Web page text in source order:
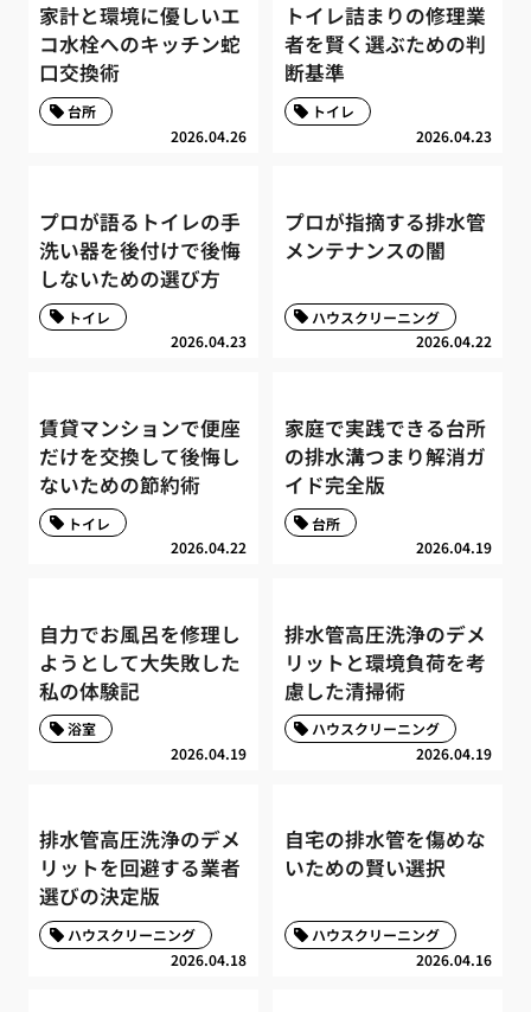
家計と環境に優しいエ
コ水栓へのキッチン蛇
口交換術
2026.04.26
台所
トイレ詰まりの修理業
者を賢く選ぶための判
断基準
2026.04.23
トイレ
プロが語るトイレの手
洗い器を後付けで後悔
しないための選び方
2026.04.23
トイレ
プロが指摘する排水管
メンテナンスの闇
2026.04.22
ハウスクリーニング
賃貸マンションで便座
だけを交換して後悔し
ないための節約術
2026.04.22
トイレ
家庭で実践できる台所
の排水溝つまり解消ガ
イド完全版
2026.04.19
台所
自力でお風呂を修理し
ようとして大失敗した
私の体験記
2026.04.19
浴室
排水管高圧洗浄のデメ
リットと環境負荷を考
慮した清掃術
2026.04.19
ハウスクリーニング
排水管高圧洗浄のデメ
リットを回避する業者
選びの決定版
2026.04.18
ハウスクリーニング
自宅の排水管を傷めな
いための賢い選択
2026.04.16
ハウスクリーニング